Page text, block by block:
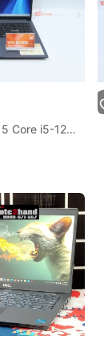
ASUS VIVOBOOK 15 Core i5-1235U RAM8-512GB